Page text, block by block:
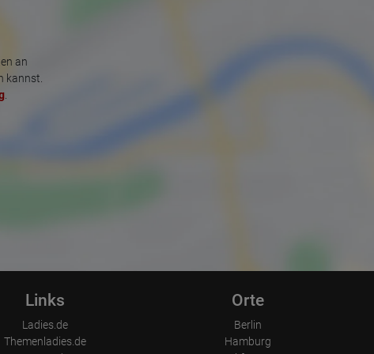
an
kannst.
.
Links
Ladies.de
Themenladies.de
Orte
Berlin
Hamburg